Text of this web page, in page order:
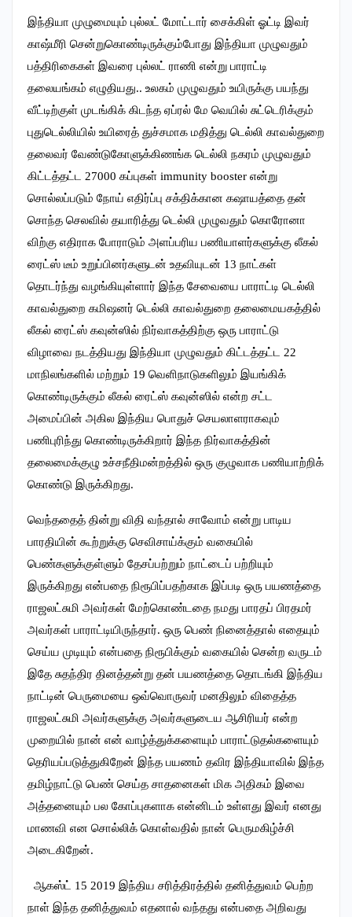
இந்தியா முழுமையும் புல்லட் மோட்டார் சைக்கிள் ஓட்டி இவர்
காஷ்மீரி சென்றுகொண்டிருக்கும்போது இந்தியா முழுவதும்
பத்திரிகைகள் இவரை புல்லட் ராணி என்று பாராட்டி
தலையங்கம் எழுதியது.. உலகம் முழுவதும் உயிருக்கு பயந்து
வீட்டிற்குள் முடங்கிக் கிடந்த ஏப்ரல் மே வெயில் சுட்டெரிக்கும்
புதுடெல்லியில் உயிரைத் துச்சமாக மதித்து டெல்லி காவல்துறை
தலைவர் வேண்டுகோளுக்கிணங்க டெல்லி நகரம் முழுவதும்
கிட்டத்தட்ட 27000 கப்புகள் immunity booster என்று
சொல்லப்படும் நோய் எதிர்ப்பு சக்திக்கான கஷாயத்தை தன்
சொந்த செலவில் தயாரித்து டெல்லி முழுவதும் கொரோனா
விற்கு எதிராக போராடும் அளப்பரிய பணியாளர்களுக்கு லீகல்
ரைட்ஸ் டீம் உறுப்பினர்களுடன் உதவியுடன் 13 நாட்கள்
தொடர்ந்து வழங்கியுள்ளார் இந்த சேவையை பாராட்டி டெல்லி
காவல்துறை கமிஷனர் டெல்லி காவல்துறை தலைமையகத்தில்
லீகல் ரைட்ஸ் கவுன்ஸில் நிர்வாகத்திற்கு ஒரு பாராட்டு
விழாவை நடத்தியது இந்தியா முழுவதும் கிட்டத்தட்ட 22
மாநிலங்களில் மற்றும் 19 வெளிநாடுகளிலும் இயங்கிக்
கொண்டிருக்கும் லீகல் ரைட்ஸ் கவுன்ஸில் என்ற சட்ட
அமைப்பின் அகில இந்திய பொதுச் செயலாளராகவும்
பணிபுரிந்து கொண்டிருக்கிறார் இந்த நிர்வாகத்தின்
தலைமைக்குழு உச்சநீதிமன்றத்தில் ஒரு குழுவாக பணியாற்றிக்
கொண்டு இருக்கிறது.
வெந்ததைத் தின்று விதி வந்தால் சாவோம் என்று பாடிய
பாரதியின் கூற்றுக்கு செவிசாய்க்கும் வகையில்
பெண்களுக்குள்ளும் தேசப்பற்றும் நாட்டைப் பற்றியும்
இருக்கிறது என்பதை நிரூபிப்பதற்காக இப்படி ஒரு பயணத்தை
ராஜலட்சுமி அவர்கள் மேற்கொண்டதை நமது பாரதப் பிரதமர்
அவர்கள் பாராட்டியிருந்தார். ஒரு பெண் நினைத்தால் எதையும்
செய்ய முடியும் என்பதை நிரூபிக்கும் வகையில் சென்ற வருடம்
இதே சுதந்திர தினத்தன்று தன் பயணத்தை தொடங்கி இந்திய
நாட்டின் பெருமையை ஒவ்வொருவர் மனதிலும் விதைத்த
ராஜலட்சுமி அவர்களுக்கு அவர்களுடைய ஆசிரியர் என்ற
முறையில் நான் என் வாழ்த்துக்களையும் பாராட்டுதல்களையும்
தெரியப்படுத்துகிறேன் இந்த பயணம் தவிர இந்தியாவில் இந்த
தமிழ்நாட்டு பெண் செய்த சாதனைகள் மிக அதிகம் இவை
அத்தனையும் பல கோப்புகளாக என்னிடம் உள்ளது இவர் எனது
மாணவி என சொல்லிக் கொள்வதில் நான் பெருமகிழ்ச்சி
அடைகிறேன்.
ஆகஸ்ட் 15 2019 இந்திய சரித்திரத்தில் தனித்துவம் பெற்ற
நாள் இந்த தனித்துவம் எதனால் வந்தது என்பதை அறிவது